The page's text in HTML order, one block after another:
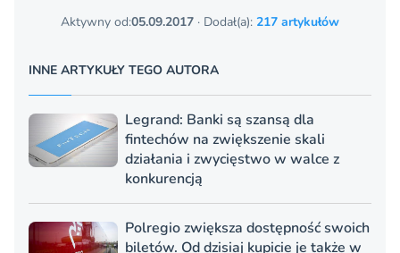
Aktywny od:05.09.2017 · Dodał(a): 217 artykułów
INNE ARTYKUŁY TEGO AUTORA
Legrand: Banki są szansą dla
fintechów na zwiększenie skali
działania i zwycięstwo w walce z
konkurencją
Polregio zwiększa dostępność swoich
biletów. Od dzisiaj kupicie je także w